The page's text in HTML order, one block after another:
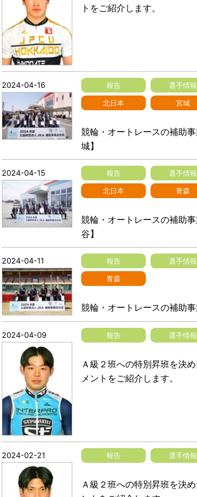
トをご紹介します。
2024-04-16 報告 選手情報
北日本
宮城
競輪・オートレースの補助
城】
2024-04-15 報告 選手情報
北日本
青森
競輪・オートレースの補助
谷】
2024-04-11 報告 選手情報
青森
競輪・オートレースの補助
2024-04-09 報告 選手情報
Ａ級２班への特別昇班を決
メントをご紹介します。
2024-02-21 報告 選手情報
Ａ級２班への特別昇班を決